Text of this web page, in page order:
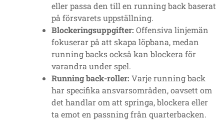
eller passa den till en running back baserat
på försvarets uppställning.
Blockeringsuppgifter: Offensiva linjemän
fokuserar på att skapa löpbana, medan
running backs också kan blockera för
varandra under spel.
Running back-roller: Varje running back
har specifika ansvarsområden, oavsett om
det handlar om att springa, blockera eller
ta emot en passning från quarterbacken.